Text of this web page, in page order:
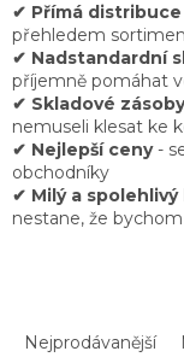
✔ Přímá distribuce
přehledem
✔ Nadstandardní
příjemně pomáhat
✔ Skladové zásoby
nemuseli klesat ke
✔ Nejlepší ceny-
obchodníky
✔ Milý a
nestane, že
aNejprodávanější